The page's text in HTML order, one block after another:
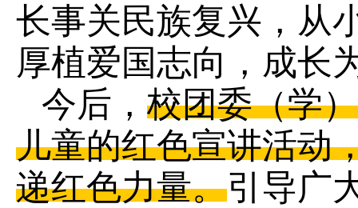
长事关民族复兴，从
厚植爱国志向，成长
今后， 校团委（学
儿童的红色宣讲活动
递红色力量。引导广